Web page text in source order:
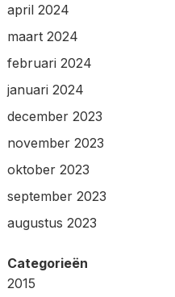
april 2024
maart 2024
februari 2024
januari 2024
december 2023
november 2023
oktober 2023
september 2023
augustus 2023
Categorieën
2015